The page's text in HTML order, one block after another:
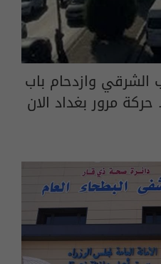
الشرقي وازدحام باب